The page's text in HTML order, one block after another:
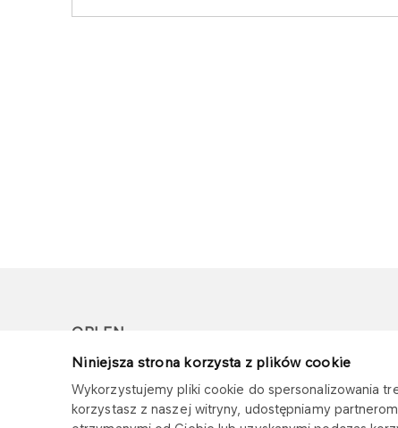
Niniejsza strona korzysta z plików cookie
Wykorzystujemy pliki cookie do spersonalizowania
korzystasz z naszej witryny, udostępniamy
ORLEN
Copyright © 1996-2026
Wszystkie prawa zastrzeżone